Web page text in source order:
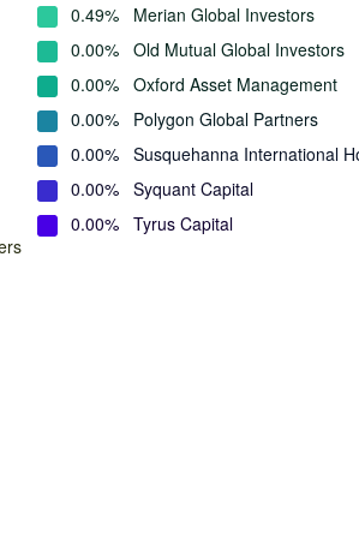
0.49%
Merian Global Investors
0.00% Old Mutual Global Investors
0.00% Oxford Asset Management
0.00%
Polygon Global Partners
0.00% Susquehanna International
0.00% Syquant Capital
0.00% Tyrus Capital